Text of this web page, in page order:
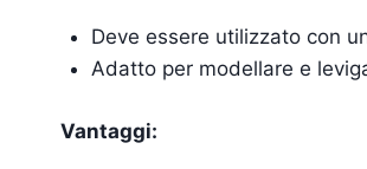
Deve essere utilizzato con
Adatto per modellare e
Vantaggi: